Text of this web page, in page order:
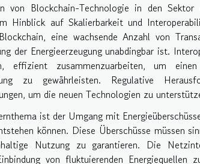
von Blockchain-Technologie in den
Hinblick auf Skalierbarkeit und
eine wachsende Anzahl von
der Energieerzeugung unabdingbar ist.
effizient zusammenzuarbeiten, um
zu gewährleisten. Regulative
um die neuen Technologien zu
ist der Umgang mit
können. Diese Überschüsse müssen
Nutzung zu garantieren. Die
von fluktuierenden